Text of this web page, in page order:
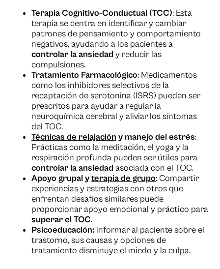
Terapia Cognitivo-Conductual (TCC): Esta
terapia se centra en identificar y cambiar
patrones de pensamiento y comportamiento
negativos, ayudando a los pacientes a
controlar la ansiedad y reducir las
compulsiones.
Tratamiento Farmacológico: Medicamentos
como los inhibidores selectivos de la
recaptación de serotonina (ISRS) pueden ser
prescritos para ayudar a regular la
neuroquímica cerebral y aliviar los síntomas
del TOC.
Técnicas de relajación y manejo del estrés:
Prácticas como la meditación, el yoga y la
respiración profunda pueden ser útiles para
controlar la ansiedad asociada con el TOC.
Apoyo grupal yterapia de grupo: Compartir
experiencias y estrategias con otros que
enfrentan desafíos similares puede
proporcionar apoyo emocional y práctico para
superar el TOC.
Psicoeducación: informar al paciente sobre el
trastorno, sus causas y opciones de
tratamiento disminuye el miedo y la culpa.